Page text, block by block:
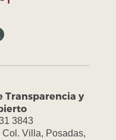
Transparencia y
3843
Col. Villa, Posadas,